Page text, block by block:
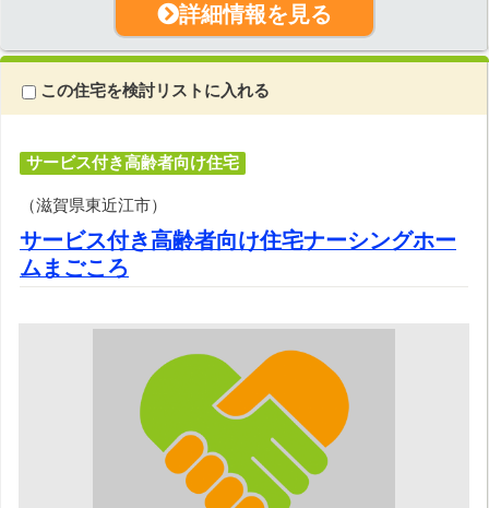
詳細情報を見る
この住宅を検討リストに入れる
サービス付き高齢者向け住宅
（滋賀県東近江市）
サービス付き高齢者向け住宅ナーシングホー
ムまごころ